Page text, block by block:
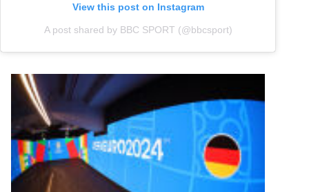
View this post on Instagram
A post shared by BBC SPORT (@bbcsport)